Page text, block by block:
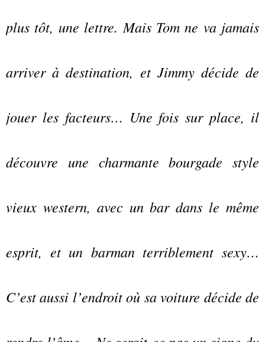
plus tôt, une lettre. Mais Tom ne va jamais
arriver à destination, et Jimmy décide de
jouer les facteurs… Une fois sur place, il
découvre une charmante bourgade style
vieux western, avec un bar dans le même
esprit, et un barman terriblement sexy…
C’est aussi l’endroit où sa voiture décide de